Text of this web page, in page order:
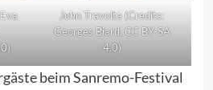
Eva
)
John Travolta (Credits:
Georges Biard,CC BY-SA
4.0)
beim Sanremo-Festival